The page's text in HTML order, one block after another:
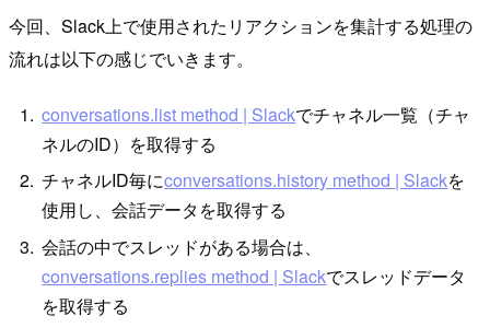
今回、Slack上で使用されたリアクションを集計する処理の
流れは以下の感じでいきます。
conversations.list method | Slackでチャネル一覧（チャ
ネルのID）を取得する
チャネルID毎にconversations.history method | Slackを
使用し、会話データを取得する
会話の中でスレッドがある場合は、
conversations.replies method | Slackでスレッドデータ
を取得する